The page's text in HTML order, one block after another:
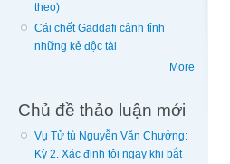
theo)
Cái chết Gaddafi cảnh tỉnh
những kẻ độc tài
More
Chủ đề thảo luận mới
Vụ Tử tù Nguyễn Văn Chưởng:
Kỳ 2. Xác định tội ngay khi bắt